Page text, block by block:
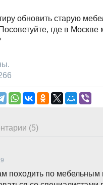
обновить старую
где в
(5)
походить по мебельным